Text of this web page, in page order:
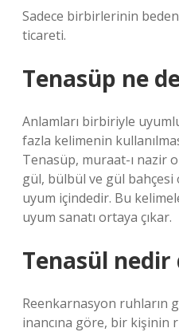
Sadece birbirlerinin
ticareti.
Tenasüp ne
Anlamları birbiriyle
fazla kelimenin
Tenasüp, muraat-ı nazir
gül, bülbül ve gül bahçesi
uyum içindedir. Bu
uyum sanatı ortaya çıkar.
Tenasül nedir
Reenkarnasyon ruhların
inancına göre, bir kişinin